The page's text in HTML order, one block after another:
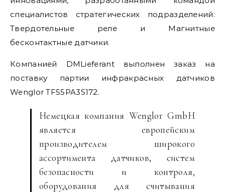
специалистов стратегических подразделений:
Твердотельные реле и Магнитные
бесконтактные датчики.
Компанией DMLieferant выполнен заказ на
поставку партии инфракрасных датчиков
Wenglor TF55PA3S172.
Немецкая компания Wenglor GmbH
является европейским
производителем широкого
ассортимента датчиков, систем
безопасности и контроля,
оборудования для считывания